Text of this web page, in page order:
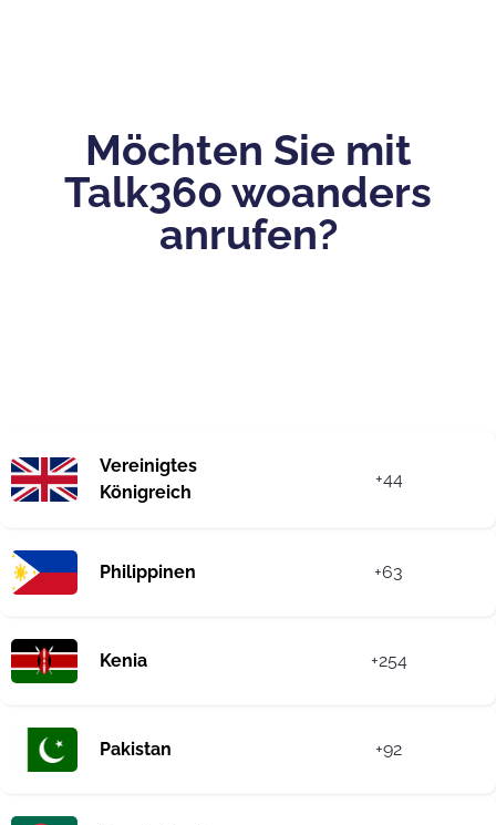
Möchten Sie mit
Talk360 woanders
anrufen?
Vereinigtes
Königreich
+44
Philippinen +63
Kenia +254
Pakistan +92